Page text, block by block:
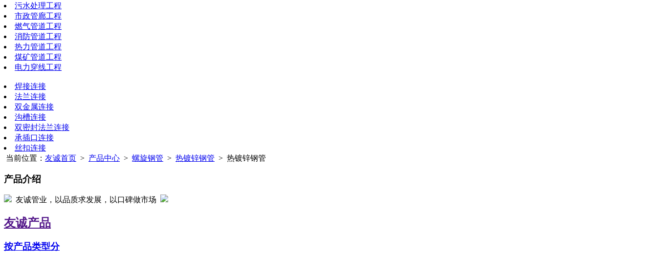
污水处理工程
市政管廊工程
燃气管道工程
消防管道工程
热力管道工程
煤矿管道工程
电力穿线工程
焊接连接
法兰连接
双金属连接
沟槽连接
双密封法兰连接
承插口连接
丝扣连接
当前位置： 友诚首页 > 产品中心 > 螺旋钢管 > 热镀锌钢管 > 热镀锌钢管
产品介绍
友诚管业，以品质求发展，以口碑做市场
友诚产品
按产品类型分